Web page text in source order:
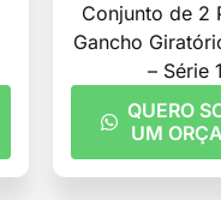
Conjunto de 2
Gancho
– Série
QUERO
UM